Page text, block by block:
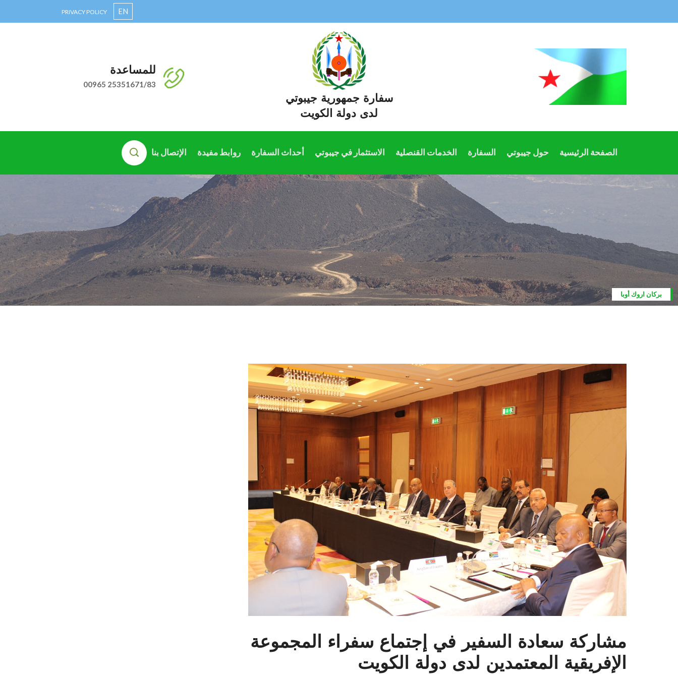
EN
PRIVACY POLICY
سفارة جمهورية جيبوتي
لدى دولة الكويت
للمساعدة
00965 25351671/83
الصفحة الرئيسية حول جيبوتي السفارة الخدمات القنصلية الاستثمار في جيبوتي أحداث السفارة روابط مفيدة الإتصال بنا
بركان اروك أوبا
مشاركة سعادة السفير في إجتماع سفراء المجموعة
الإفريقية المعتمدين لدى دولة الكويت